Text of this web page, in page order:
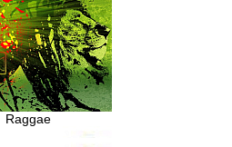
Raggae